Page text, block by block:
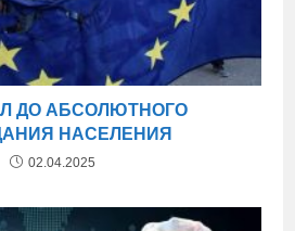
ДО АБСОЛЮТНОГО
НАСЕЛЕНИЯ
02.04.2025